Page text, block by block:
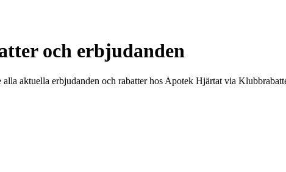
och erbjudanden
aktuella erbjudanden och rabatter hos Apotek Hjärtat via